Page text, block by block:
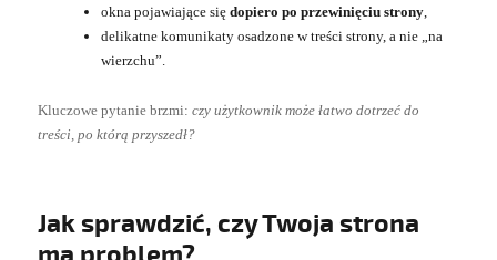
okna pojawiające się dopiero po przewinięciu strony,
delikatne komunikaty osadzone w treści strony, a nie „na
wierzchu”.
Kluczowe pytanie brzmi: czy użytkownik może łatwo dotrzeć do
treści, po którą przyszedł?
Jak sprawdzić, czy Twoja strona